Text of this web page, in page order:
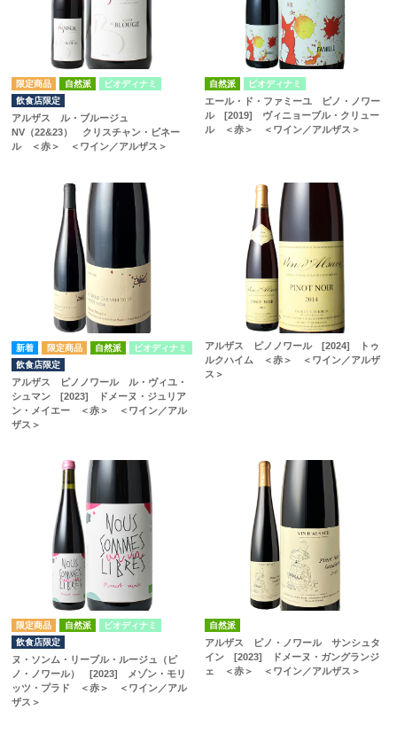
自然派
ビオディナミ
飲食店限定
アルザス ル・ブルージュ
NV（22&23） クリスチャン・ビネー
ル ＜赤＞ ＜ワイン／アルザス＞
自然派 ビオディナミ
エール・ド・ファミーユ ピノ・ノワー
ル [2019] ヴィニョーブル・クリュー
ル ＜赤＞ ＜ワイン／アルザス＞
自然派
ビオディナミ
飲食店限定
アルザス ピノノワール ル・ヴィユ・
シュマン [2023] ドメーヌ・ジュリア
ン・メイエー ＜赤＞ ＜ワイン／アル
ザス＞
アルザス ピノノワール [2024] トゥ
ルクハイム ＜赤＞ ＜ワイン／アルザ
ス＞
自然派
ビオディナミ
飲食店限定
ヌ・ソンム・リーブル・ルージュ（ピ
ノ・ノワール） [2023] メゾン・モリ
ッツ・プラド ＜赤＞ ＜ワイン／アル
ザス＞
自然派
アルザス ピノ・ノワール サンシュタ
イン [2023] ドメーヌ・ガングランジ
ェ ＜赤＞ ＜ワイン／アルザス＞